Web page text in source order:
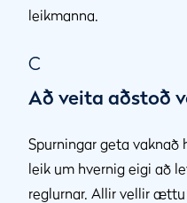
leikmanna.
C
Að veita aðstoð
Spurningar geta
leik um hvernig eigi að
reglurnar. Allir vellir